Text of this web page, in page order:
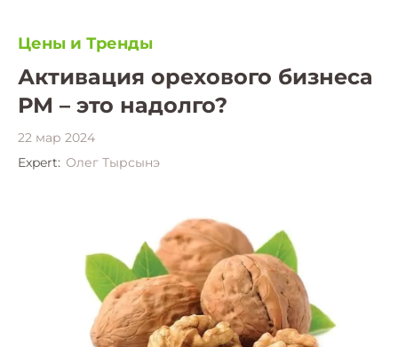
Цены и Тренды
Активация орехового бизнеса
РМ – это надолго?
22 мар 2024
Expert: Олег Тырсынэ